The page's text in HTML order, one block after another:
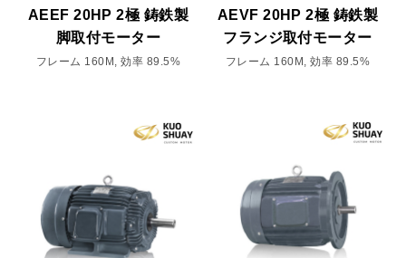
AEEF 20HP 2極 鋳鉄製
脚取付モーター
フレーム 160M, 効率 89.5%
AEVF 20HP 2極 鋳鉄製
フランジ取付モーター
フレーム 160M, 効率 89.5%